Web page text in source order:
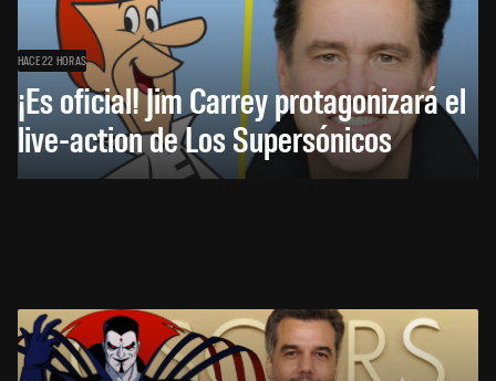
HACE 22 HORAS
¡Es oficial! Jim Carrey protagonizará el
live-action de Los Supersónicos